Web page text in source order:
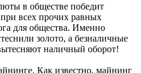
в обществе победит
всех прочих равных
для общества. Именно
золото, а безналичные
наличный оборот!
Как известно, майнинг